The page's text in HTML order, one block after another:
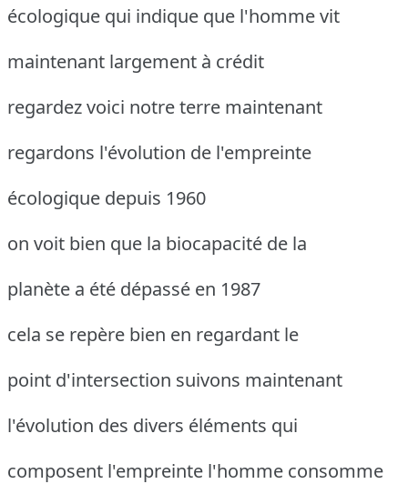
écologique qui indique que l'homme vit
maintenant largement à crédit
regardez voici notre terre maintenant
regardons l'évolution de l'empreinte
écologique depuis 1960
on voit bien que la biocapacité de la
planète a été dépassé en 1987
cela se repère bien en regardant le
point d'intersection suivons maintenant
l'évolution des divers éléments qui
composent l'empreinte l'homme consomme